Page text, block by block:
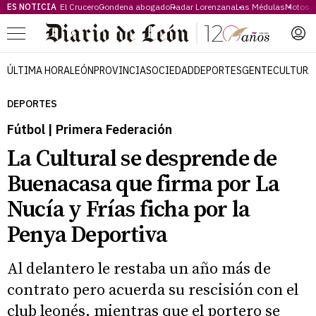
ES NOTICIA El CruceroCondena abogadoRadar LorenzanaLas MédulasMotos
Menú
ÚLTIMA HORALEÓNPROVINCIASOCIEDADDEPORTESGENTECULTURA
DEPORTES
Fútbol | Primera Federación
La Cultural se desprende de
Buenacasa que firma por La
Nucía y Frías ficha por la
Penya Deportiva
Al delantero le restaba un año más de
contrato pero acuerda su rescisión con el
club leonés, mientras que el portero se